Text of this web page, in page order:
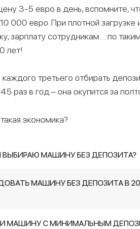
3-5 евро в день, вспомните,
000 евро. При плотной загрузке
зарплату сотрудникам… по
лет!
каждого третьего отбирать
раз в год – она окупится за
экономика?
ВЫБИРАЮ МАШИНУ БЕЗ ДЕПОЗИТА?
МАШИНУ БЕЗ ДЕПОЗИТА В
МАШИНУ С МИНИМАЛЬНЫМ